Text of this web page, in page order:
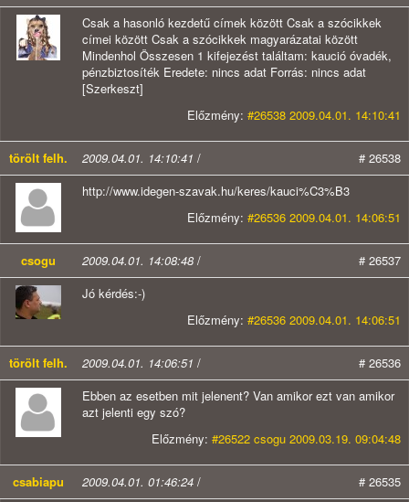
Csak a hasonló kezdetű címek között Csak a szócikkek
címei között Csak a szócikkek magyarázatai között
Mindenhol Összesen 1 kifejezést találtam: kaució óvadék,
pénzbiztosíték Eredete: nincs adat Forrás: nincs adat
[Szerkeszt]
Előzmény: #26538 2009.04.01. 14:10:41
törölt felh. 2009.04.01. 14:10:41 /
# 26538
http://www.idegen-szavak.hu/keres/kauci%C3%B3
Előzmény: #26536 2009.04.01. 14:06:51
csogu 2009.04.01. 14:08:48 /
# 26537
Jó kérdés:-)
Előzmény: #26536 2009.04.01. 14:06:51
törölt felh. 2009.04.01. 14:06:51 /
# 26536
Ebben az esetben mit jelenent? Van amikor ezt van amikor
azt jelenti egy szó?
Előzmény: #26522 csogu 2009.03.19. 09:04:48
csabiapu 2009.04.01. 01:46:24 /
# 26535